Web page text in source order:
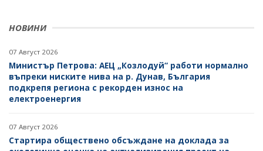
НОВИНИ
07 Август 2026
Министър Петрова: АЕЦ „Козлодуй“ работи нормално
въпреки ниските нива на р. Дунав, България
подкрепя региона с рекорден износ на
електроенергия
07 Август 2026
Стартира обществено обсъждане на доклада за